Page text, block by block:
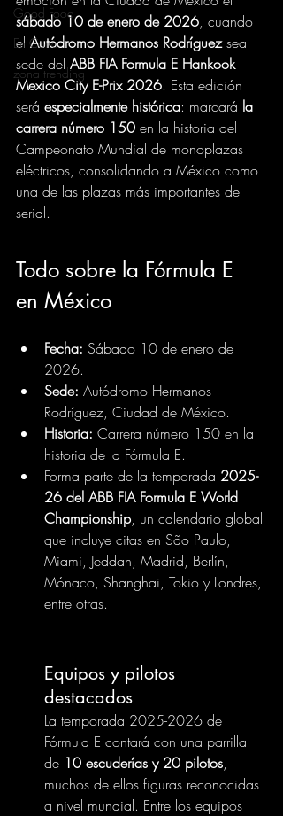
Good Food
En Corto
zona trending
sábado 10 de enero de 2026, cuando
el Autódromo Hermanos Rodríguez sea
sede del ABB FIA Formula E Hankook
Mexico City E-Prix 2026. Esta edición
será especialmente histórica: marcará la
carrera número 150 en la historia del
Campeonato Mundial de monoplazas
eléctricos, consolidando a México como
una de las plazas más importantes del
serial.
Todo sobre la Fórmula E
en México
Fecha: Sábado 10 de enero de
2026.
Sede: Autódromo Hermanos
Rodríguez, Ciudad de México.
Historia: Carrera número 150 en la
historia de la Fórmula E.
Forma parte de la temporada 2025-
26 del ABB FIA Formula E World
Championship, un calendario global
que incluye citas en São Paulo,
Miami, Jeddah, Madrid, Berlín,
Mónaco, Shanghai, Tokio y Londres,
entre otras.
Equipos y pilotos
destacados
La temporada 2025-2026 de
Fórmula E contará con una parrilla
de 10 escuderías y 20 pilotos,
muchos de ellos figuras reconocidas
a nivel mundial. Entre los equipos